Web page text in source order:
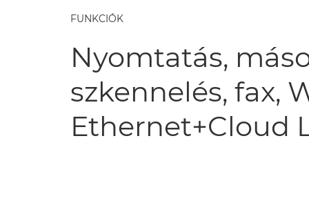
FUNKCIÓK
Nyomtatás,
szkennelés, fax,
Ethernet+Cloud